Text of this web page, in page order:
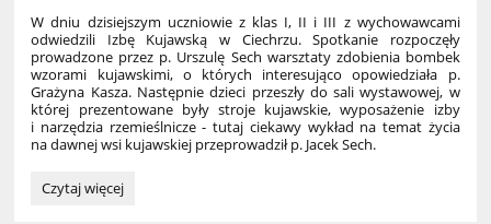
W dniu dzisiejszym uczniowie z klas I, II i III z wychowawcami
odwiedzili Izbę Kujawską w Ciechrzu. Spotkanie rozpoczęły
prowadzone przez p. Urszulę Sech warsztaty zdobienia bombek
wzorami kujawskimi, o których interesująco opowiedziała p.
Grażyna Kasza. Następnie dzieci przeszły do sali wystawowej, w
której prezentowane były stroje kujawskie, wyposażenie izby
i narzędzia rzemieślnicze - tutaj ciekawy wykład na temat życia
na dawnej wsi kujawskiej przeprowadził p. Jacek Sech.
WYCIECZKA
Czytaj więcej